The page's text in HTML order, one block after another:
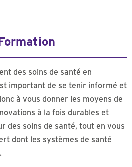
des soins de santé en
important de se tenir informé et
à vous donner les moyens de
à la fois durables et
des soins de santé, tout en vous
dont les systèmes de santé